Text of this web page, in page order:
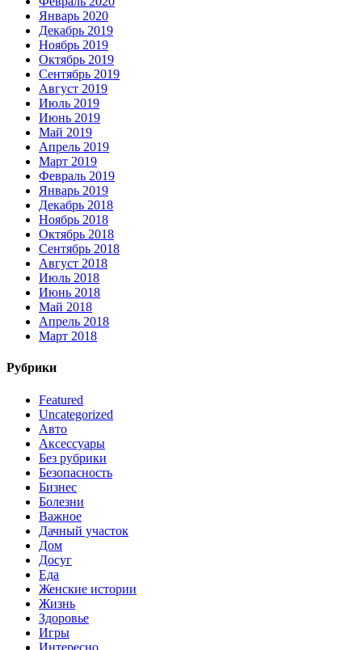
Январь 2020
Декабрь 2019
Ноябрь 2019
Октябрь 2019
Сентябрь 2019
Август 2019
Июль 2019
Июнь 2019
Май 2019
Апрель 2019
Март 2019
Февраль 2019
Январь 2019
Декабрь 2018
Ноябрь 2018
Октябрь 2018
Сентябрь 2018
Август 2018
Июль 2018
Июнь 2018
Май 2018
Апрель 2018
Март 2018
Рубрики
Featured
Uncategorized
Авто
Аксессуары
Без рубрики
Безопасность
Бизнес
Болезни
Важное
Дачный участок
Дом
Досуг
Еда
Женские истории
Жизнь
Здоровье
Игры
Интересно